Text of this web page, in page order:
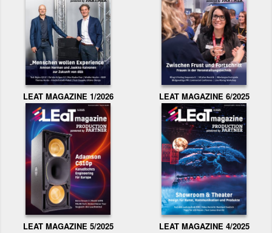
LEAT MAGAZINE 1/2026 LEAT MAGAZINE 6/2025
LEAT MAGAZINE 5/2025 LEAT MAGAZINE 4/2025